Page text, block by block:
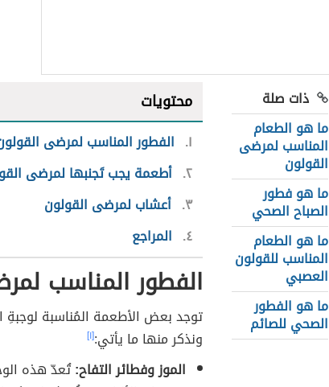
ذات صلة
ما هو الطعام
المناسب لمرضى
القولون
ما هو فطور
الصباح الصحي
ما هو الطعام
المناسب للقولون
العصبي
ما هو الفطور
الصحي للصائم
محتويات
١ الفطور المناسب لمرضى
٢ أطعمة يجب تَجنبها لمرضى
٣ أعشاب لمرضى القولون
٤ المراجع
الفطور المناسب
توجد بعض الأطعمة المُناسبة لوجبةِ
ونذكر منها ما يأتي:[١]
الموز وفطائر التفاح:تُعدّ هذه